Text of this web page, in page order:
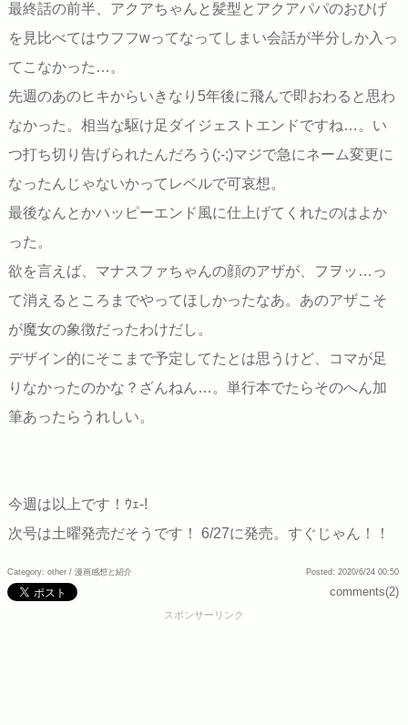
最終話の前半、アクアちゃんと髪型とアクアパパのおひげ
を見比べてはウフフwってなってしまい会話が半分しか入っ
てこなかった…。
先週のあのヒキからいきなり5年後に飛んで即おわると思わ
なかった。相当な駆け足ダイジェストエンドですね…。い
つ打ち切り告げられたんだろう(;-;)マジで急にネーム変更に
なったんじゃないかってレベルで可哀想。
最後なんとかハッピーエンド風に仕上げてくれたのはよか
った。
欲を言えば、マナスファちゃんの顔のアザが、フヲッ…っ
て消えるところまでやってほしかったなあ。あのアザこそ
が魔女の象徴だったわけだし。
デザイン的にそこまで予定してたとは思うけど、コマが足
りなかったのかな？ざんねん…。単行本でたらそのへん加
筆あったらうれしい。
今週は以上です！ｳｪ-!
次号は土曜発売だそうです！ 6/27に発売。すぐじゃん！！
Category: other / 漫画感想と紹介 Posted: 2020/6/24 00:50
comments(2)
スポンサーリンク